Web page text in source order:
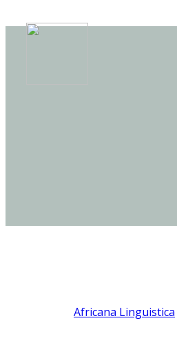
Africana Linguistica